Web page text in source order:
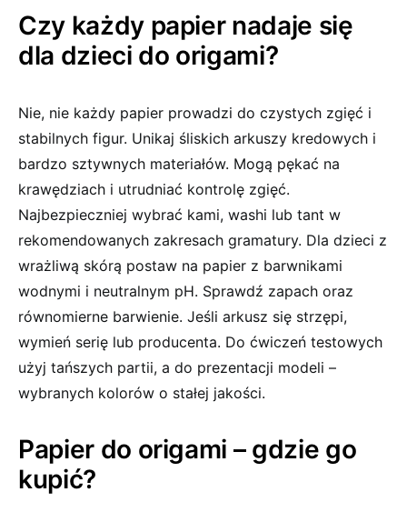
Czy każdy papier nadaje się
dla dzieci do origami?
Nie, nie każdy papier prowadzi do czystych zgięć i
stabilnych figur. Unikaj śliskich arkuszy kredowych i
bardzo sztywnych materiałów. Mogą pękać na
krawędziach i utrudniać kontrolę zgięć.
Najbezpieczniej wybrać kami, washi lub tant w
rekomendowanych zakresach gramatury. Dla dzieci z
wrażliwą skórą postaw na papier z barwnikami
wodnymi i neutralnym pH. Sprawdź zapach oraz
równomierne barwienie. Jeśli arkusz się strzępi,
wymień serię lub producenta. Do ćwiczeń testowych
użyj tańszych partii, a do prezentacji modeli –
wybranych kolorów o stałej jakości.
Papier do origami – gdzie go
kupić?